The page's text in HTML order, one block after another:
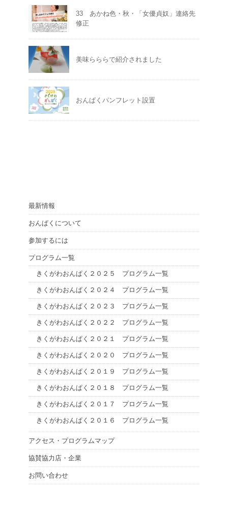
33 あかね色・秋・「女優貞奴」連絡先
修正
美味らららで紹介されました
おんぱくパンフレット設置
最新情報
おんぱくについて
参加するには
プログラム一覧
きくがわおんぱく２０２５ プログラム一覧
きくがわおんぱく２０２４ プログラム一覧
きくがわおんぱく２０２３ プログラム一覧
きくがわおんぱく２０２２ プログラム一覧
きくがわおんぱく２０２１ プログラム一覧
きくがわおんぱく２０２０ プログラム一覧
きくがわおんぱく２０１９ プログラム一覧
きくがわおんぱく２０１８ プログラム一覧
きくがわおんぱく２０１７ プログラム一覧
きくがわおんぱく２０１６ プログラム一覧
アクセス・プログラムマップ
協賛協力店・企業
お問い合わせ